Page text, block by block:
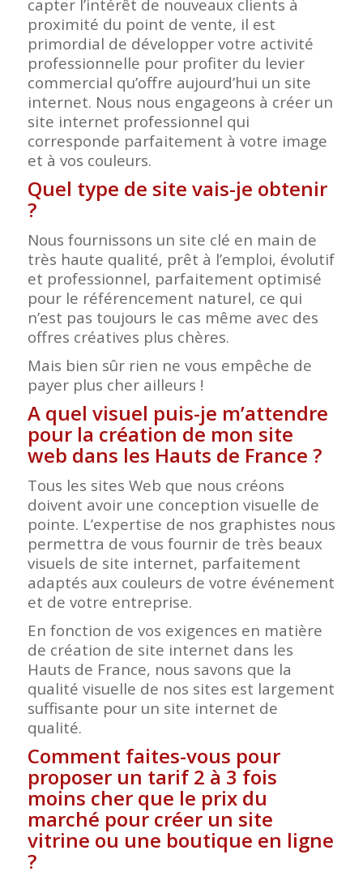
capter l’intérêt de nouveaux clients à
proximité du point de vente, il est
primordial de développer votre activité
professionnelle pour profiter du levier
commercial qu’offre aujourd’hui un site
internet. Nous nous engageons à créer un
site internet professionnel qui
corresponde parfaitement à votre image
et à vos couleurs.
Quel type de site vais-je obtenir
?
Nous fournissons un site clé en main de
très haute qualité, prêt à l’emploi, évolutif
et professionnel, parfaitement optimisé
pour le référencement naturel, ce qui
n’est pas toujours le cas même avec des
offres créatives plus chères.
Mais bien sûr rien ne vous empêche de
payer plus cher ailleurs !
A quel visuel puis-je m’attendre
pour la création de mon site
web dans les Hauts de France ?
Tous les sites Web que nous créons
doivent avoir une conception visuelle de
pointe. L’expertise de nos graphistes nous
permettra de vous fournir de très beaux
visuels de site internet, parfaitement
adaptés aux couleurs de votre événement
et de votre entreprise.
En fonction de vos exigences en matière
de création de site internet dans les
Hauts de France, nous savons que la
qualité visuelle de nos sites est largement
suffisante pour un site internet de
qualité.
Comment faites-vous pour
proposer un tarif 2 à 3 fois
moins cher que le prix du
marché pour créer un site
vitrine ou une boutique en ligne
?